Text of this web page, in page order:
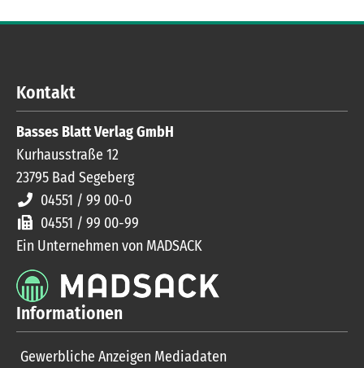
Kontakt
Basses Blatt Verlag GmbH
Kurhausstraße 12
23795 Bad Segeberg
04551 / 99 00-0
04551 / 99 00-99
Ein Unternehmen von MADSACK
Informationen
Gewerbliche Anzeigen Mediadaten